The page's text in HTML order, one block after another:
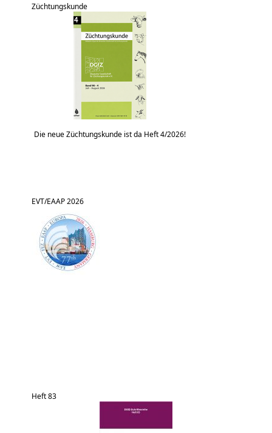
Züchtungskunde
Die neue Züchtungskunde ist da Heft 4/2026!
EVT/EAAP 2026
Heft 83